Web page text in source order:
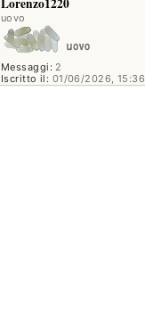
uovo
Messaggi: 2
Iscritto il: 01/06/2026, 15:36